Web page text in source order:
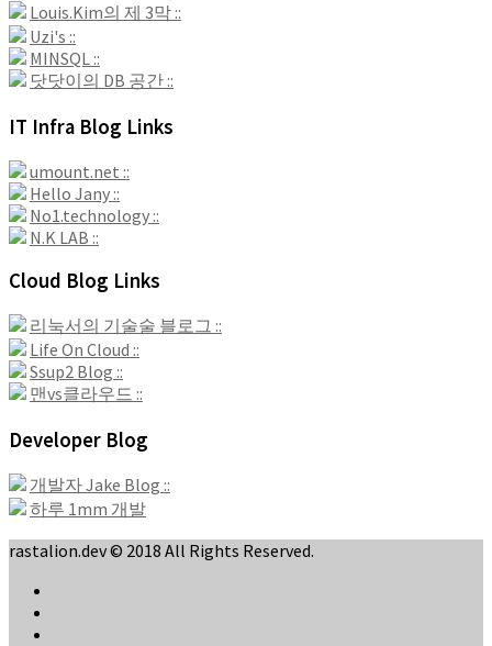
Louis.Kim의 제 3막 ::
Uzi's ::
MINSQL ::
닷닷이의 DB 공간 ::
IT Infra Blog Links
umount.net ::
Hello Jany ::
No1.technology ::
N.K LAB ::
Cloud Blog Links
리눅서의 기술술 블로그 ::
Life On Cloud ::
Ssup2 Blog ::
맨vs클라우드 ::
Developer Blog
개발자 Jake Blog ::
하루 1mm 개발
rastalion.dev © 2018 All Rights Reserved.